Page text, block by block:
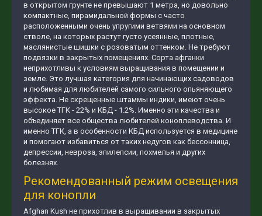
в открытом грунте не превышают 1 метра, но довольно
компактные, пирамидальной формы с часто
расположенными очень упругими ветвями на основном
стволе, на которых растут густо усеянные, плотные,
маслянистые шишки с розоватым оттенком. Не требуют
подвязки в закрытых помещениях. Сорта афганки
неприхотливы к условиям выращивания в помещении и
земле. Это лучшая категория для начинающих садоводов
и любимая для любителей самого сильного опьяняющего
эффекта. Не скрещенные штаммы индики, имеют очень
высокое ТГК - 22% и КБД - 1.2%. Именно эти качества и
объединяет все общества любителей коноплеводства. И
именно ТГК, а в особенности КБД используется в медицине
и помогают избавиться от таких недугов как бессонница,
депрессии, невроза, эпилепсии, похмелья и других
болезнях.
Рекомендованный режим освещения
для конопли
Afghan Kush не прихотлив в выращивании в закрытых